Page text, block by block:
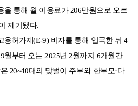
을 통해 월 이용료가 206만원으로 오르
제기됐다.
용허가제(E-9) 비자를 통해 입국한 뒤 4
월부터 오는 2025년 2월까지 6개월간
20~40대의 맞벌이 주부와 한부모·다